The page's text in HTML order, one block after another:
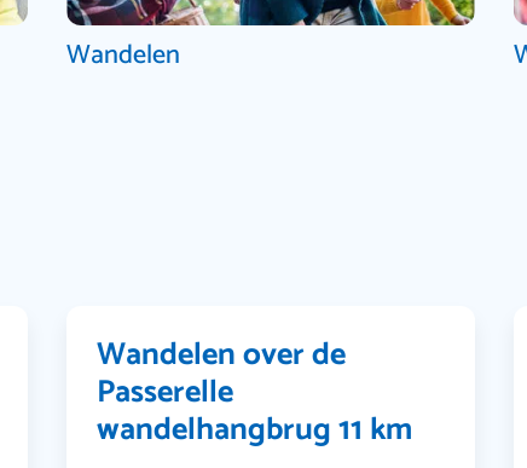
Wandelen
Wandelen over de
Passerelle
wandelhangbrug 11 km